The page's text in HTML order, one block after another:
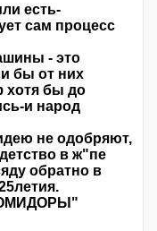
есть-
сам процесс
- это
бы от них
хотя бы до
и народ
не одобряют,
в ж"пе
обратно в